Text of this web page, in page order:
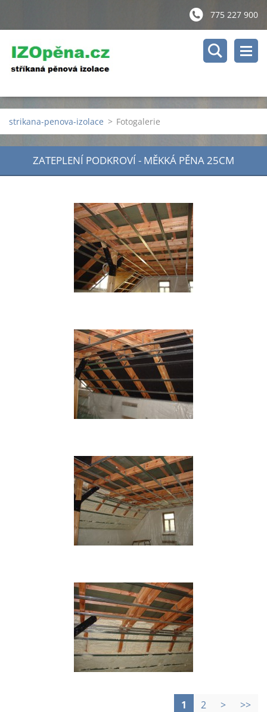
775 227 900
strikana-penova-izolace > Fotogalerie
ZATEPLENÍ PODKROVÍ - MĚKKÁ PĚNA 25CM
1 2 > >>